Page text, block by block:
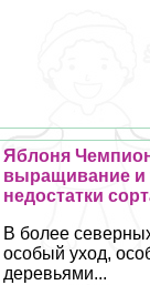
Яблоня
выращивание и
недостатки
В более
особый уход,
деревьями...